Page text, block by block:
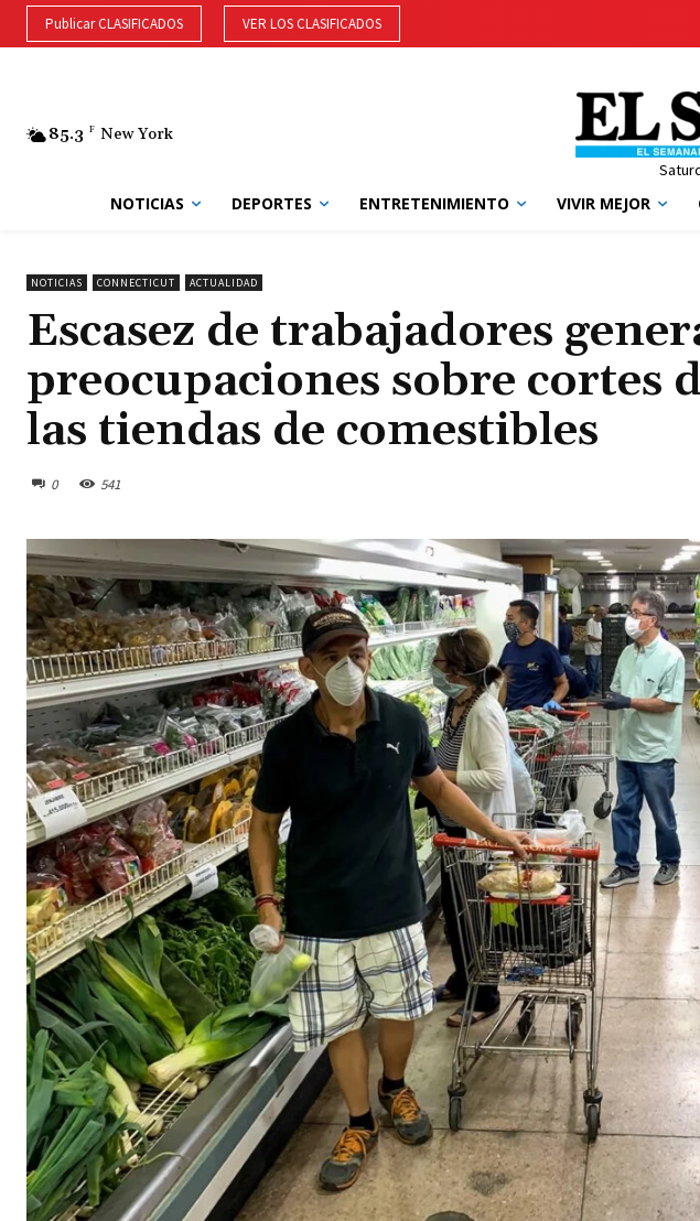
Publicar CLASIFICADOS VER LOS CLASIFICADOS
85.3 F New York
NOTICIAS DEPORTES ENTRETENIMIENTO VIVIR MEJOR
NOTICIAS CONNECTICUT ACTUALIDAD
Escasez de trabajadores
preocupaciones sobre cortes
las tiendas de comestibles
0 541